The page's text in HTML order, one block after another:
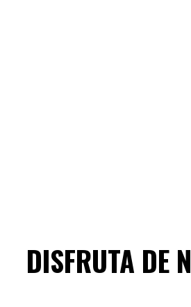
DISFRUTA DE